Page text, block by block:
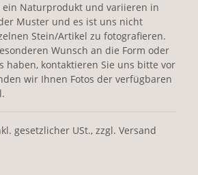
Naturprodukt und variieren in
Muster und es ist uns nicht
Stein/Artikel zu fotografieren.
Wunsch an die Form oder
haben, kontaktieren Sie uns bitte vor
wir Ihnen Fotos der verfügbaren
gesetzlicher USt., zzgl. Versand